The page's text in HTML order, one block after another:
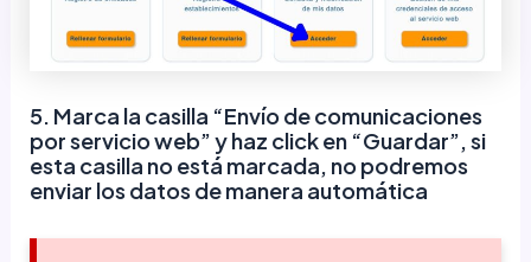
5. Marca la casilla “Envío de comunicaciones
por servicio web” y haz click en “Guardar”, si
esta casilla no está marcada, no podremos
enviar los datos de manera automática